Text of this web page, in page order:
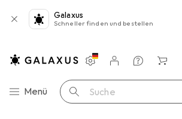
Galaxus
Schneller finden und bestellen
Navigation nach Kategorien
Menü Suche
Einstellungen
Kundenkonto
Vergleichslisten
Merklisten
Warenkorb